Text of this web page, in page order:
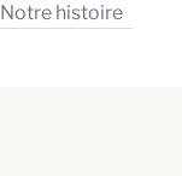
Notre histoire